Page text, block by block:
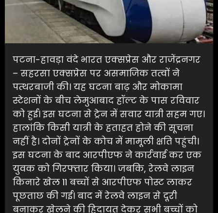
पटना-हावड़ा वंदे भारत एक्सप्रेस और राजेंद्रनगर
– सहरसा एक्सप्रेस पर असमाजिक तत्वों ने
पत्थरबाजी की। यह घटना बाढ़ और मोकामा
स्टेशनों के बीच लेमुआबाद हॉल्ट के पास रविवार
को हुई। इस घटना से ट्रेन में सवार यात्री सहम गए।
हालांकि किसी यात्री के हताहत होने की सूचना
नहीं है। दोनों ट्रेनों के कोच में मामूली क्षति पहुंची।
इस घटना के बाद आरपीएफ ने कार्रवाई कर एक
युवक को गिरफ्तार किया। जबकि, रेलवे लाइन
किनारे खेल 11 बच्चों से आरपीएफ पोस्ट लाकर
पूछताछ की गई। बाद में रेलवे लाइन से दूरी
बनाकर खेलने की हिदायत देकर सभी बच्चों को